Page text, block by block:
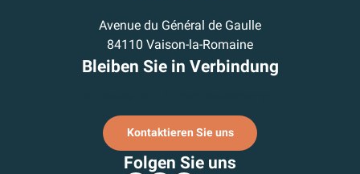
Avenue du Général de Gaulle
84110 Vaison-la-Romaine
Bleiben Sie in Verbindung
Kontaktieren Sie uns
Folgen Sie uns